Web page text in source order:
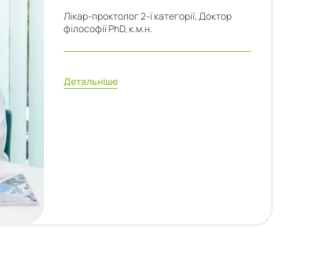
Лікар-проктолог 2-ї категорії, Доктор
філософії PhD, к.м.н.
Детальніше